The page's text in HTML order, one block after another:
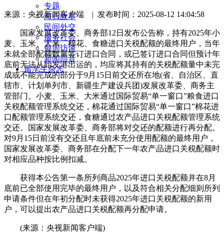
专题
海归故事
民间外交
服务社会
每周访谈
新闻回音
留学生杂志
来源：央视新闻客户端 | 发布时间：2025-08-12 14:04:58
国家发展改革委、商务部12日发布公告称，持有2025年小
麦、玉米、大米、棉花、食糖进口关税配额的最终用户，当年
未就全部配额数量签订进口合同，或已签订进口合同但预计年
底前无法从始发港出运的，均应将其持有的关税配额量中未完
成或不能完成的部分于9月15日前交还所在地(省、自治区、直
辖市、计划单列市、新疆生产建设兵团)发展改革委、商务主
管部门。小麦、玉米、大米通过国际贸易“单一窗口”粮食进口
关税配额管理系统交还，棉花通过国际贸易“单一窗口”棉花进
口配额管理系统交还，食糖通过农产品进口关税配额管理系统
交还。国家发展改革委、商务部将对交还的配额进行再分配。
对9月15日前没有交还且年底前未充分使用配额的最终用户，
国家发展改革委、商务部在分配下一年农产品进口关税配额时
对相应品种按比例扣减。
获得本公告第一条所列商品2025年进口关税配额并在8月
底前已全部使用完毕的最终用户，以及符合相关分配细则所列
申请条件但在年初分配时未获得2025年进口关税配额的新用
户，可以提出农产品进口关税配额再分配申请。
(来源：央视新闻客户端)